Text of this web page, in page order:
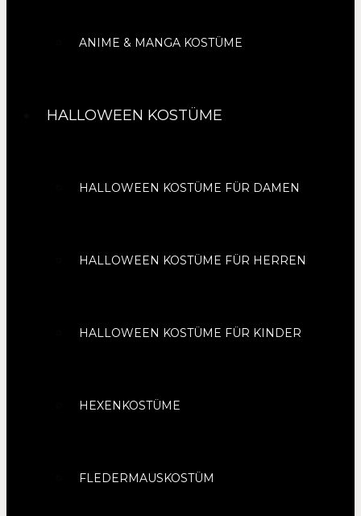
ANIME & MANGA KOSTÜME
HALLOWEEN KOSTÜME
HALLOWEEN KOSTÜME FÜR DAMEN
HALLOWEEN KOSTÜME FÜR HERREN
HALLOWEEN KOSTÜME FÜR KINDER
HEXENKOSTÜME
FLEDERMAUSKOSTÜM